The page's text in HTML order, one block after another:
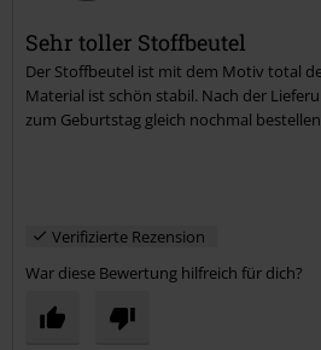
Kommentar jetzt abschicken!
Sehr toller Stoffbeutel
Der Stoffbeutel ist mit dem Motiv total
Material ist schön stabil. Nach der
zum Geburtstag gleich nochmal
Verifizierte Rezension
War diese Bewertung hilfreich für dich?